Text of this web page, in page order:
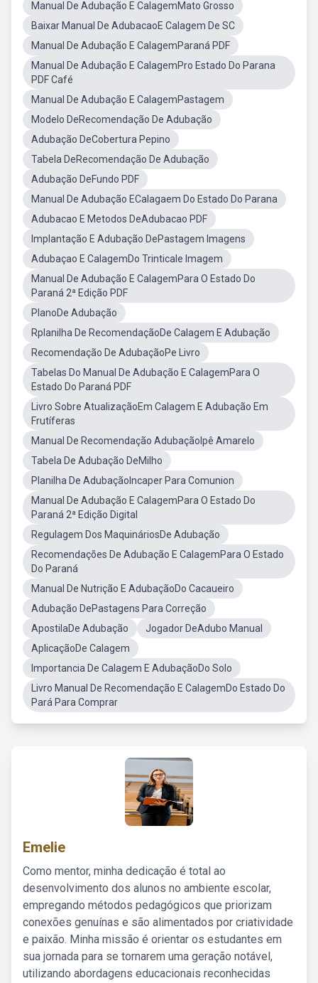
Manual De Adubação E CalagemMato Grosso
Baixar Manual De AdubacaoE Calagem De SC
Manual De Adubação E CalagemParaná PDF
Manual De Adubação E CalagemPro Estado Do Parana
PDF Café
Manual De Adubação E CalagemPastagem
Modelo DeRecomendação De Adubação
Adubação DeCobertura Pepino
Tabela DeRecomendação De Adubação
Adubação DeFundo PDF
Manual De Adubação ECalagaem Do Estado Do Parana
Adubacao E Metodos DeAdubacao PDF
Implantação E Adubação DePastagem Imagens
Adubaçao E CalagemDo Trinticale Imagem
Manual De Adubação E CalagemPara O Estado Do
Paraná 2ª Edição PDF
PlanoDe Adubação
Rplanilha De RecomendaçãoDe Calagem E Adubação
Recomendação De AdubaçãoPe Livro
Tabelas Do Manual De Adubação E CalagemPara O
Estado Do Paraná PDF
Livro Sobre AtualizaçãoEm Calagem E Adubação Em
Frutíferas
Manual De Recomendação AdubaçãoIpê Amarelo
Tabela De Adubação DeMilho
Planilha De AdubaçãoIncaper Para Comunion
Manual De Adubação E CalagemPara O Estado Do
Paraná 2ª Edição Digital
Regulagem Dos MaquináriosDe Adubação
Recomendações De Adubação E CalagemPara O Estado
Do Paraná
Manual De Nutrição E AdubaçãoDo Cacaueiro
Adubação DePastagens Para Correção
ApostilaDe Adubação
Jogador DeAdubo Manual
AplicaçãoDe Calagem
Importancia De Calagem E AdubaçãoDo Solo
Livro Manual De Recomendação E CalagemDo Estado Do
Pará Para Comprar
Emelie
Como mentor, minha dedicação é total ao
desenvolvimento dos alunos no ambiente escolar,
empregando métodos pedagógicos que priorizam
conexões genuínas e são alimentados por criatividade
e paixão. Minha missão é orientar os estudantes em
sua jornada para se tornarem uma geração notável,
utilizando abordagens educacionais reconhecidas